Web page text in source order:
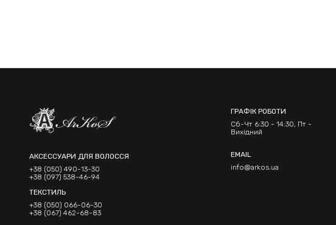
АКСЕССУАРИ ДЛЯ ВОЛОССЯ
+38 (050) 490-13-30
+38 (097) 538-46-94
ТЕКСТИЛЬ
+38 (050) 066-06-30
+38 (067) 462-68-83
ГРАФІК РОБОТИ
Сб-Чт 6:30 - 14:30, Пт -
Вихідний
EMAIL
info@arkos.ua